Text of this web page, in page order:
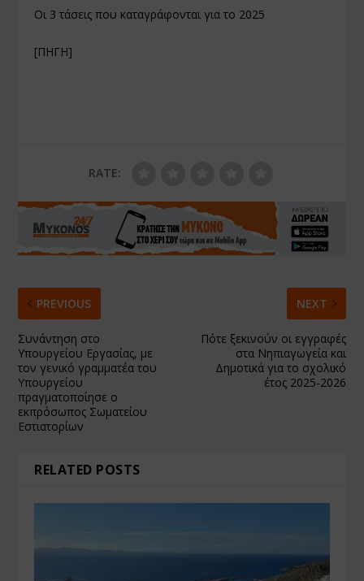
Οι 3 τάσεις που καταγράφονται για το 2025
[ΠΗΓΗ]
RATE:
PREVIOUS
Συνάντηση στο
Υπουργείου Εργασίας, με
τον γενικό γραμματέα του
Υπουργείου
πραγματοποίησε ο
εκπρόσωπος Σωματείου
Εστιατορίων
NEXT
Πότε ξεκινούν οι εγγραφές
στα Νηπιαγωγεία και
Δημοτικά για το σχολικό
έτος 2025-2026
RELATED POSTS